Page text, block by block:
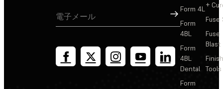
サインアップ
Form 4L
Form
4BL
Form
4BL
Dental
Form
+
Fuse
Fuse
Blast
Tools